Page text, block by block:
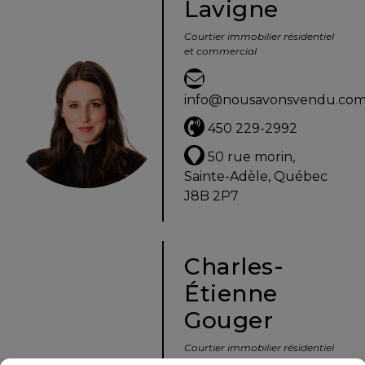
Pour
vendre
Visibili-
Lavigne
Courtier immobilier résidentiel
et commercial
450 229-2992
50 rue morin,
Sainte-Adèle, Québec
J8B 2P7
Charles-
Étienne
Gouger
Courtier immobilier résidentiel
et commercial